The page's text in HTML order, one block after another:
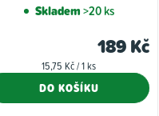
Skladem>20 ks
189 Kč
Měrná
15,75 Kč / 1 ks
DO KOŠÍKU